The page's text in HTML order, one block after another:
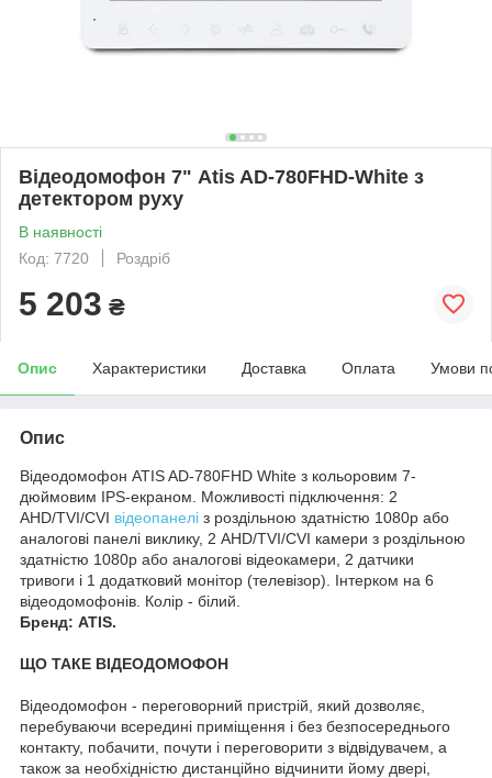
Bідеодомофон 7" Atis AD-780FHD-White з
детектором руху
В наявності
Код: 7720
Роздріб
5 203 ₴
Опис Характеристики Доставка Оплата Умови
Опис
Відеодомофон ATIS AD-780FHD White з кольоровим 7-
дюймовим IPS-екраном. Можливості підключення: 2
AHD/TVI/CVI відеопанелі з роздільною здатністю 1080p або
аналогові панелі виклику, 2 AHD/TVI/CVI камери з роздільною
здатністю 1080p або аналогові відеокамери, 2 датчики
тривоги і 1 додатковий монітор (телевізор). Інтерком на 6
відеодомофонів. Колір - білий.
Бренд: ATIS.
ЩО ТАКЕ ВІДЕОДОМОФОН
Відеодомофон - переговорний пристрій, який дозволяє,
перебуваючи всередині приміщення і без безпосереднього
контакту, побачити, почути і переговорити з відвідувачем, а
також за необхідністю дистанційно відчинити йому двері,